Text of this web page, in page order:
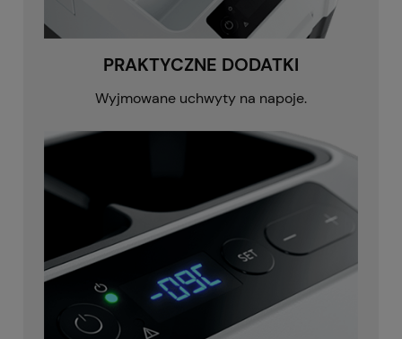
PRAKTYCZNE DODATKI
Wyjmowane uchwyty na napoje.